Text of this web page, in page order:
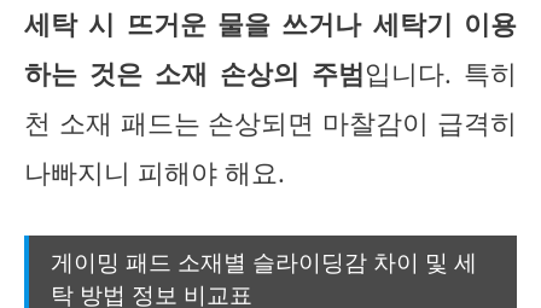
세탁 시 뜨거운 물을 쓰거나 세탁기 이용
하는 것은 소재 손상의 주범입니다. 특히
천 소재 패드는 손상되면 마찰감이 급격히
나빠지니 피해야 해요.
게이밍 패드 소재별 슬라이딩감 차이 및 세
탁 방법 정보 비교표